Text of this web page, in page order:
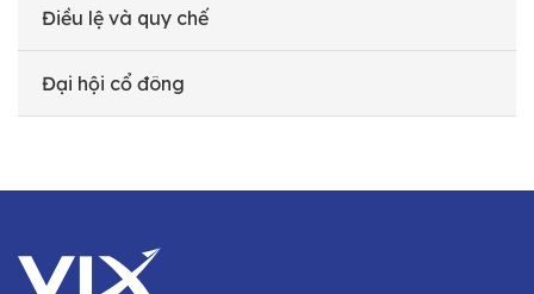
Điều lệ và quy chế
Đại hội cổ đông